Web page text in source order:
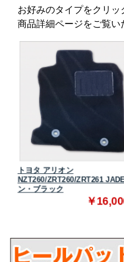
お好みのタイプをクリッ
商品詳細ページをご覧い
トヨタ アリオン
NZT260/ZRT260/ZRT261
ン・ブラック
￥